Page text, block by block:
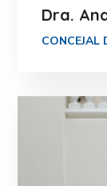
Dra.
CONCEJAL